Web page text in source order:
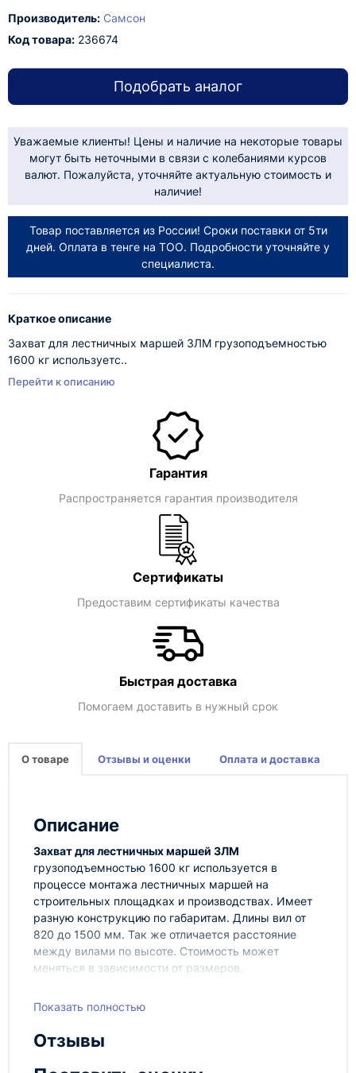
Производитель: Самсон
Код товара: 236674
Подобрать аналог
Уважаемые клиенты! Цены и наличие на некоторые товары
могут быть неточными в связи с колебаниями курсов
валют. Пожалуйста, уточняйте актуальную стоимость и
наличие!
Товар поставляется из России! Сроки поставки от 5ти
дней. Оплата в тенге на ТОО. Подробности уточняйте у
специалиста.
Краткое описание
Захват для лестничных маршей ЗЛМ грузоподъемностью
1600 кг используетс..
Перейти к описанию
Гарантия
Распространяется гарантия производителя
Сертификаты
Предоставим сертификаты качества
Быстрая доставка
Помогаем доставить в нужный срок
О товаре Отзывы и оценки Оплата и доставка
Описание
Захват для лестничных маршей ЗЛМ
грузоподъемностью 1600 кг используется в
процессе монтажа лестничных маршей на
строительных площадках и производствах. Имеет
разную конструкцию по габаритам. Длины вил от
820 до 1500 мм. Так же отличается расстояние
между вилами по высоте. Стоимость может
меняться в зависимости от размеров.
образный крюк, что позволяет значительно снизить
временные затраты при строповке груза. Захват
подбирается таким образом, чтобы длина несущего
Показать полностью
Отзывы